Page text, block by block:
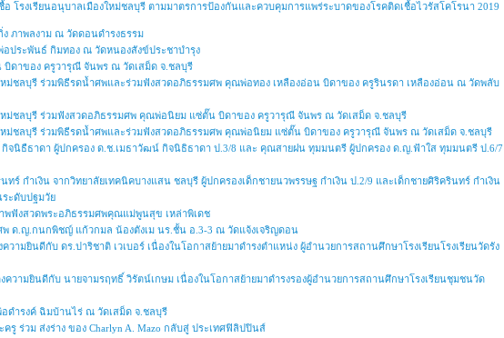
โรงเรียนอนุบาลเมืองใหม่ชลบุรี ตามมาตรการป้องกันและควบคุมการแพร่ระบาดของโรคติดเชื้อไวรัสโคโรนา 2019
ภาพลงาม ณ วัดดอนดำรงธรรม
ประพันธ์ กิมทอง ณ วัดหนองสังข์ประชาบำรุง
ดาของ ครูวารุณี จันพร ณ วัดเสม็ด จ.ชลบุรี
หม่ชลบุรี ร่วมพิธีรดน้ำศพและร่วมฟังสวดอภิธรรมศพ คุณพ่อทอง เหลืองอ่อน บิดาของ ครูรินรดา เหลืองอ่อน ณ วัดพลับ
หม่ชลบุรี ร่วมฟังสวดอภิธรรมศพ คุณพ่อนิยม แซ่ตั๊น บิดาของ ครูวารุณี จันพร ณ วัดเสม็ด จ.ชลบุรี
หม่ชลบุรี ร่วมพิธีรดน้ำศพและร่วมฟังสวดอภิธรรมศพ คุณพ่อนิยม แซ่ตั๊น บิดาของ ครูวารุณี จันพร ณ วัดเสม็ด จ.ชลบุรี
จนิธืธาดา ผู้ปกครอง ด.ช.เมธาวัฒน์ กิจนิธิธาดา ป.3/8 และ คุณสายฝน ทุมมนตรี ผู้ปกครอง ด.ญ.ฟ้าใส ทุมมนตรี ป.6/7
ร์ กำเงิน จากวิทยาลัยเทคนิคบางแสน ชลบุรี ผู้ปกครองเด็กชายนวพรรษฐ กำเงิน ป.2/9 และเด็กชายศิริครินทร์ กำเงิน
ระดับปฐมวัย
าพฟังสวดพระอภิธรรมศพคุณแม่พูนสุข เหล่าพิเดช
พ ด.ญ.กนกพิชญ์ แก้วกมล น้องตังเม นร.ชั้น อ.3-3 ณ วัดแจ้งเจริญดอน
ามยินดีกับ ดร.ปาริชาติ เวเบอร์ เนื่องในโอกาสย้ายมาดำรงตำแหน่ง ผู้อำนวยการสถานศึกษาโรงเรียนโรงเรียนวัดรัง
วามยินดีกับ นายจามรฤทธิ์ วิรัตน์เกษม เนื่องในโอกาสย้ายมาดำรงรองผู้อำนวยการสถานศึกษาโรงเรียนชุมชนวัด
ดำรงค์ ฉิมบ้านไร่ ณ วัดเสม็ด จ.ชลบุรี
ร่วม ส่งร่าง ของ Charlyn A. Mazo กลับสู่ ประเทศฟิลิปปินส์